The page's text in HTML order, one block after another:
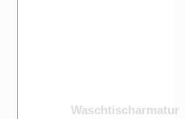
Waschtischarmatur